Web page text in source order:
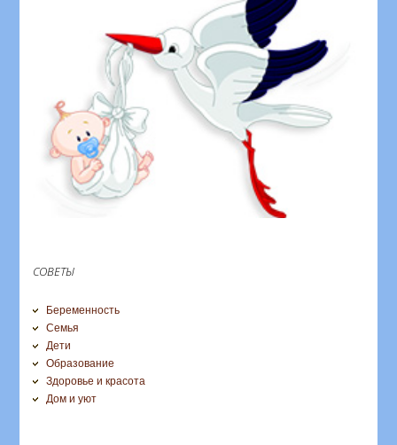
СОВЕТЫ
Беременность
Семья
Дети
Образование
Здоровье и красота
Дом и уют